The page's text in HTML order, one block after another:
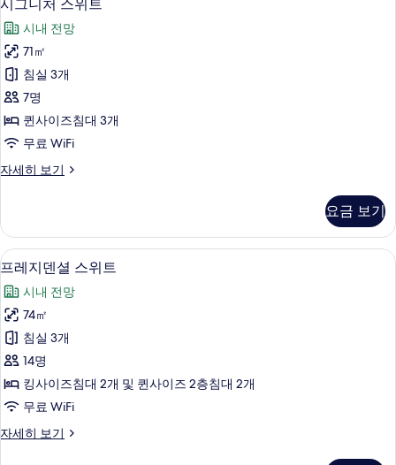
기
자
세
히
보
기
그
니
처
스
위
트
진
두
보
기
시그니처 스위트
시내 전망
71㎡
침실 3개
7명
퀸사이즈침대 3개
무료 WiFi
자세히 보기
시
스
위
트
세
히
보
기
요금 보기
프
레
지
덴
셜
스
위
사
프레지덴셜 스위트 | 무료 WiFi, 각각
22
프레지덴셜 스위트
시내 전망
74㎡
침실 3개
14명
킹사이즈침대 2개 및 퀸사이즈 2층침대 2개
무료 WiFi
자세히 보기
프